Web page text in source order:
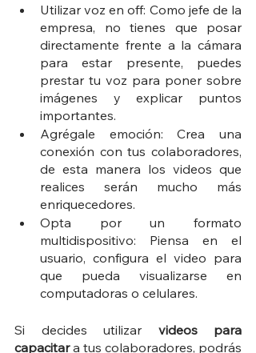
Utilizar voz en off: Como jefe de la
empresa, no tienes que posar
directamente frente a la cámara
para estar presente, puedes
prestar tu voz para poner sobre
imágenes y explicar puntos
importantes.
Agrégale emoción: Crea una
conexión con tus colaboradores,
de esta manera los videos que
realices serán mucho más
enriquecedores.
Opta por un formato
multidispositivo: Piensa en el
usuario, configura el video para
que pueda visualizarse en
computadoras o celulares.
Si decides utilizar videos para
capacitar a tus colaboradores, podrás